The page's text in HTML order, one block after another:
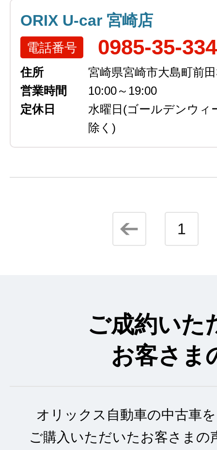
ORIX U-car 宮崎店
電話番号 0985-35-
住所
宮崎県宮崎市大島町前
営業時間
10:00～19:00
定休日
水曜日 (ゴールデンウィ
除く)
1
ご成約いた
お客さま
オリックス自動車の中古車
ご購入いただいたお客さまの